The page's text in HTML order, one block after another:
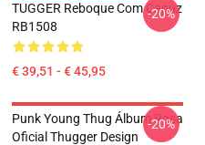
TUGGER Reboque Com Capuz
RB1508
€ 39,51 - € 45,95
-20%
Punk Young Thug Álbum Rosa
Oficial Thugger Design
-20%